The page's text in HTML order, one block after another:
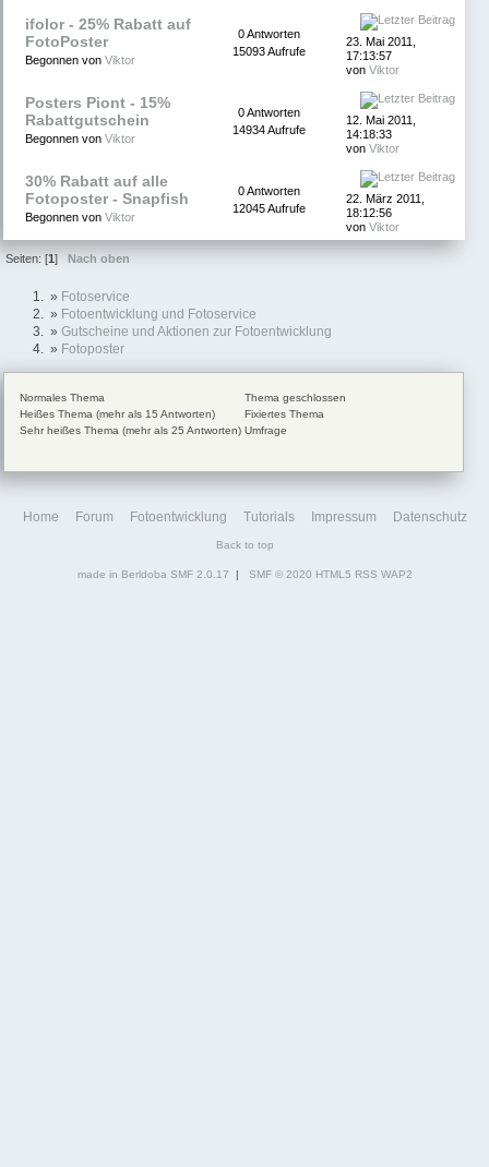
ifolor - 25% Rabatt auf
FotoPoster
Begonnen von Viktor
0 Antworten
15093 Aufrufe
23. Mai 2011,
17:13:57
von Viktor
Posters Piont - 15%
Rabattgutschein
Begonnen von Viktor
0 Antworten
14934 Aufrufe
12. Mai 2011,
14:18:33
von Viktor
30% Rabatt auf alle
Fotoposter - Snapfish
Begonnen von Viktor
0 Antworten
12045 Aufrufe
22. März 2011,
18:12:56
von Viktor
Seiten: [1] Nach oben
» Fotoservice
» Fotoentwicklung und Fotoservice
» Gutscheine und Aktionen zur Fotoentwicklung
» Fotoposter
Normales Thema
Heißes Thema (mehr als 15 Antworten)
Sehr heißes Thema (mehr als 25 Antworten)
Thema geschlossen
Fixiertes Thema
Umfrage
Home Forum Fotoentwicklung Tutorials Impressum Datenschutz
Back to top
made in Berldoba SMF 2.0.17 | SMF © 2020 HTML5 RSS WAP2